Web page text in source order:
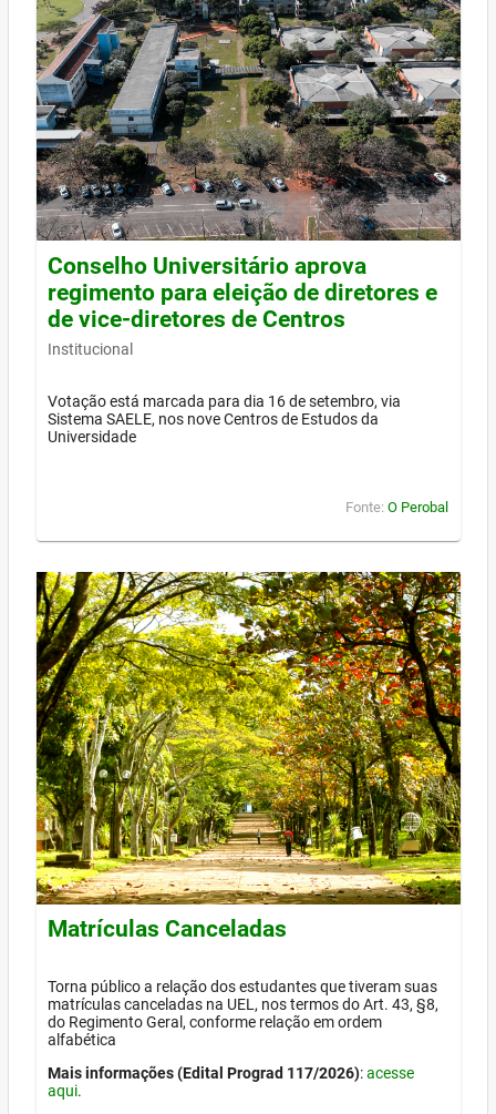
Conselho Universitário aprova
regimento para eleição de diretores e
de vice-diretores de Centros
Institucional
Votação está marcada para dia 16 de setembro, via
Sistema SAELE, nos nove Centros de Estudos da
Universidade
Fonte: O Perobal
Matrículas Canceladas
Torna público a relação dos estudantes que tiveram suas
matrículas canceladas na UEL, nos termos do Art. 43, §8,
do Regimento Geral, conforme relação em ordem
alfabética
Mais informações (Edital Prograd 117/2026):acesse
aqui.